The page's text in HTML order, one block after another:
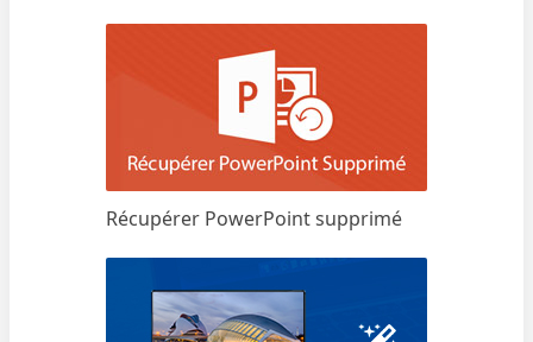
Récupérer PowerPoint supprimé